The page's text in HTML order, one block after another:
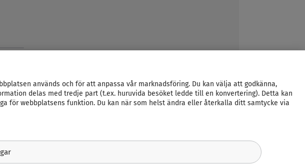
används och för att anpassa vår marknadsföring. Du kan välja att godkänna,
delas med tredje part (t.ex. huruvida besöket ledde till en konvertering). Detta kan
för webbplatsens funktion. Du kan när som helst ändra eller återkalla ditt samtycke via